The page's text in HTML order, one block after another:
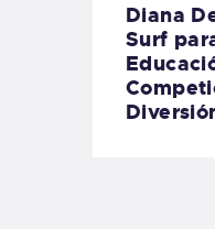
Diana
Surf